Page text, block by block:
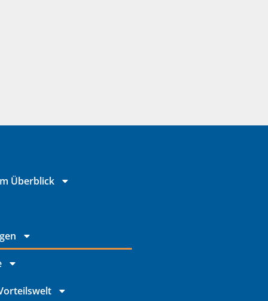
Überblick